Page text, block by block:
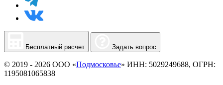
Бесплатный расчет Задать вопрос
© 2019 - 2026 ООО «Подмосковье» ИНН: 5029249688, ОГРН:
1195081065838